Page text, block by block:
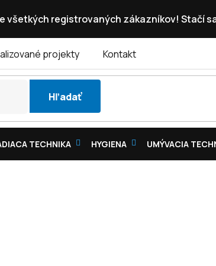
všetkých registrovaných zákazníkov! Stačí
projekty Kontakt
Hľadať
TECHNIKA HYGIENA UMÝVACIA